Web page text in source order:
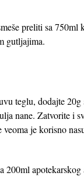
preliti sa
gutljajima.
teglu, dodajte
nane. Zatvorite i
je korisno
200ml